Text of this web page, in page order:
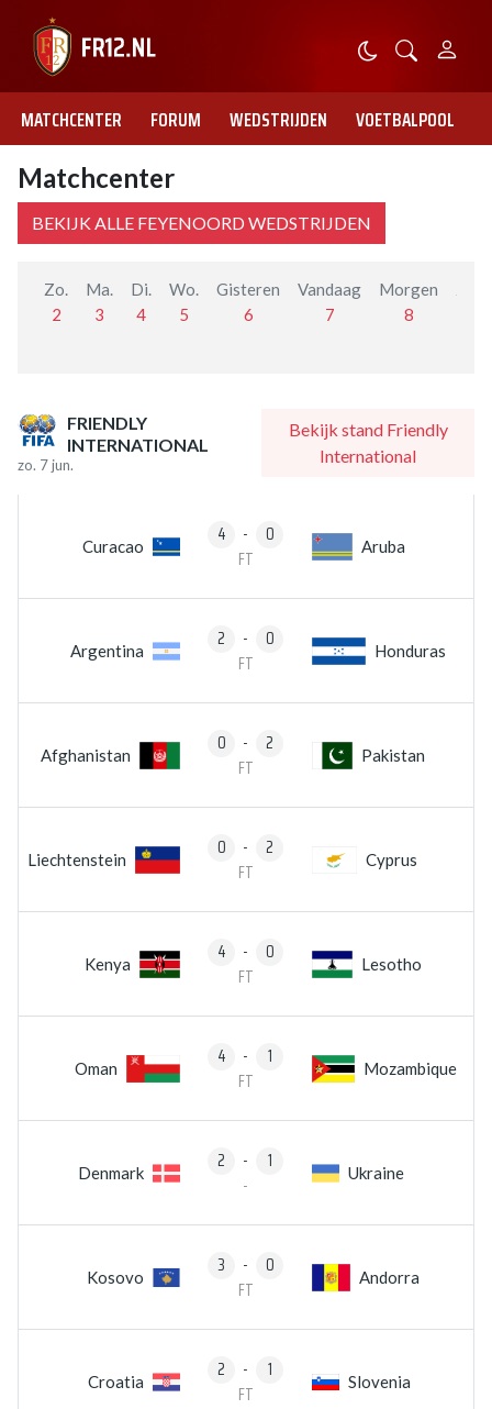
MATCHCENTER FORUM WEDSTRIJDEN VOETBALPOOL
Matchcenter
BEKIJK ALLE FEYENOORD WEDSTRIJDEN
Zo.
2
Ma.
3
Di.
4
Wo.
5
Gisteren
6
Vandaag
7
Morgen
8
FRIENDLY
INTERNATIONAL
zo. 7 jun.
Bekijk stand Friendly
International
Curacao 4 -
0
FT
Aruba
Argentina 2 -
0
FT
Honduras
Afghanistan 0 -
2
FT
Pakistan
Liechtenstein 0 -
2
FT
Cyprus
Kenya 4 -
0
FT
Lesotho
Oman 4 -
1
FT
Mozambique
Denmark 2 -
1
-
Ukraine
Kosovo 3 -
0
FT
Andorra
Croatia 2 -
1
FT
Slovenia